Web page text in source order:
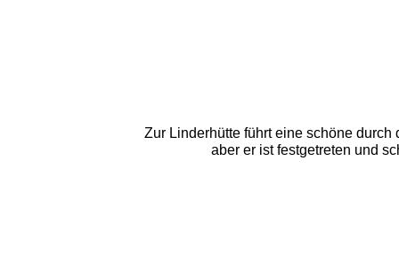
Zur Linderhütte führt eine schöne
aber er ist festgetreten und